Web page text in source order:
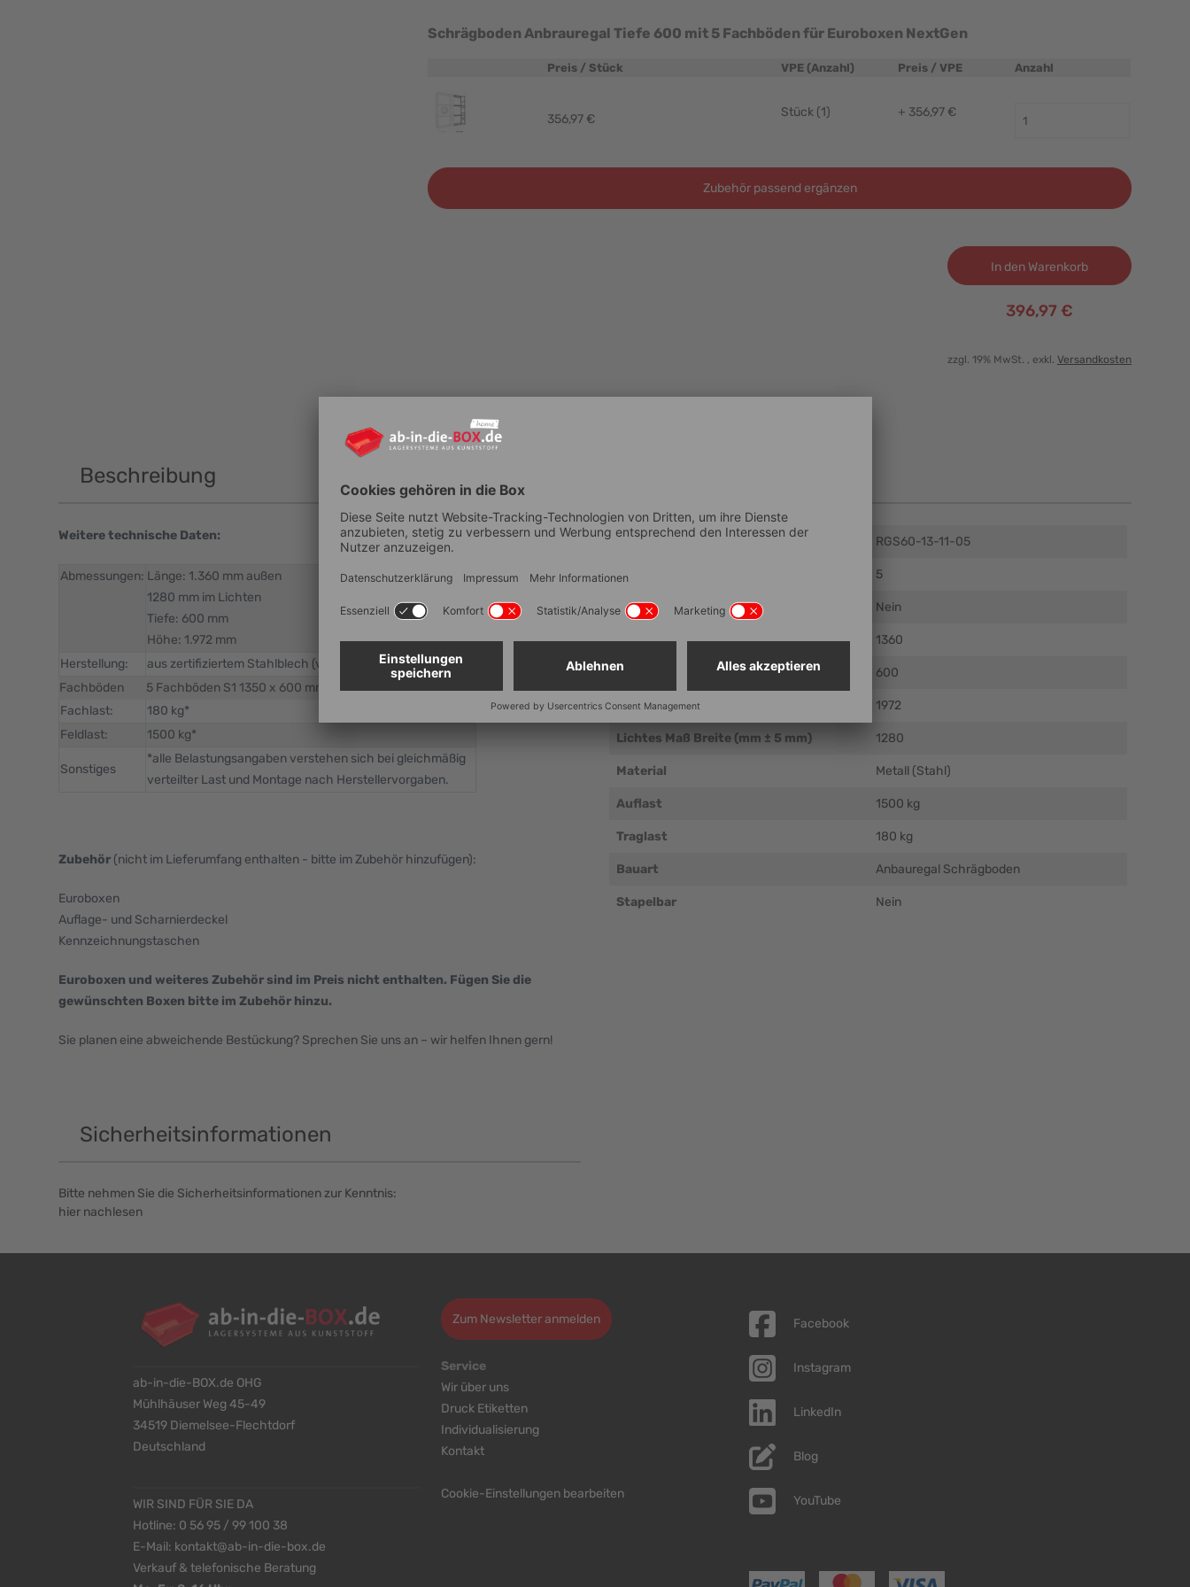
Schrägboden Anbrauregal Tiefe 600 mit 5 Fachböden für Euroboxen NextGen
Preis / Stück VPE (Anzahl) Preis / VPE Anzahl
356,97 € Stück (1) + 356,97 €
Zubehör passend ergänzen
In den Warenkorb
396,97 €
zzgl. 19% MwSt. , exkl. Versandkosten
Beschreibung
Weitere technische Daten:
Abmessungen: Länge: 1.360 mm außen
1280 mm im Lichten
Tiefe: 600 mm
Höhe: 1.972 mm
Herstellung:
aus zertifiziertem Stahlblech (verzinkt)
Fachböden
5 Fachböden S1 1350 x 600 mm (900x600+450x600 mm)
Fachlast:
180 kg*
Feldlast:
1500 kg*
Sonstiges
*alle Belastungsangaben verstehen sich bei gleichmäßig
verteilter Last und Montage nach Herstellervorgaben.
Zubehör (nicht im Lieferumfang enthalten - bitte im Zubehör hinzufügen):
Euroboxen
Auflage- und Scharnierdeckel
Kennzeichnungstaschen
Euroboxen und weiteres Zubehör sind im Preis nicht enthalten. Fügen Sie die
gewünschten Boxen bitte im Zubehör hinzu.
Sie planen eine abweichende Bestückung? Sprechen Sie uns an – wir helfen Ihnen gern!
Artikelnummer RGS60-13-11-05
Anzahl Fächer 5
Lebensmittelechtheit Nein
Außenmaß Breite (mm ± 5 mm) 1360
Außenmaß Tiefe (mm ± 5 mm) 600
Außenmaß Höhe (mm ± 5 mm) 1972
Lichtes Maß Breite (mm ± 5 mm) 1280
Material Metall (Stahl)
Auflast 1500 kg
Traglast 180 kg
Bauart Anbauregal Schrägboden
Stapelbar Nein
Sicherheitsinformationen
Bitte nehmen Sie die Sicherheitsinformationen zur Kenntnis:
hier nachlesen
ab-in-die-BOX.de OHG
Mühlhäuser Weg 45-49
34519 Diemelsee-Flechtdorf
Deutschland
WIR SIND FÜR SIE DA
Hotline: 0 56 95 / 99 100 38
E-Mail: kontakt@ab-in-die-box.de
Verkauf & telefonische Beratung
Zum Newsletter anmelden
Service
Wir über uns
Druck Etiketten
Individualisierung
Kontakt
Cookie-Einstellungen bearbeiten
Facebook
Instagram
LinkedIn
Blog
YouTube